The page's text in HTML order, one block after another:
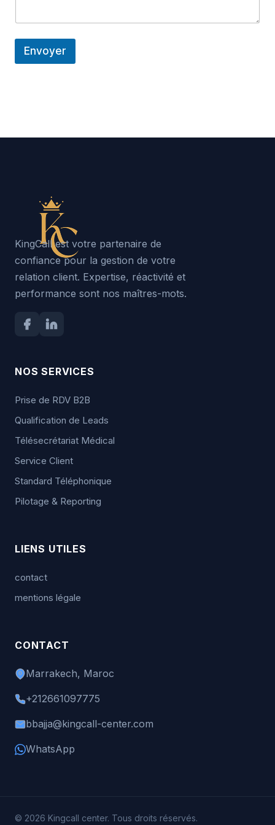
Envoyer
KingCall est votre partenaire de
confiance pour la gestion de votre
relation client. Expertise, réactivité et
performance sont nos maîtres-mots.
NOS SERVICES
Prise de RDV B2B
Qualification de Leads
Télésecrétariat Médical
Service Client
Standard Téléphonique
Pilotage & Reporting
LIENS UTILES
contact
mentions légale
CONTACT
Marrakech, Maroc
+212661097775
bbajja@kingcall-center.com
WhatsApp
© 2026 Kingcall center. Tous droits réservés.